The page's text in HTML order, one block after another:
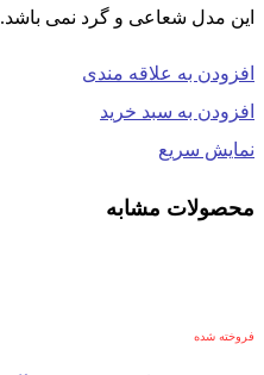
این مدل شعاعی و گرد نمی باشد.
افزودن به علاقه مندی
افزودن به سبد خرید
نمایش سریع
محصولات مشابه
فروخته شده